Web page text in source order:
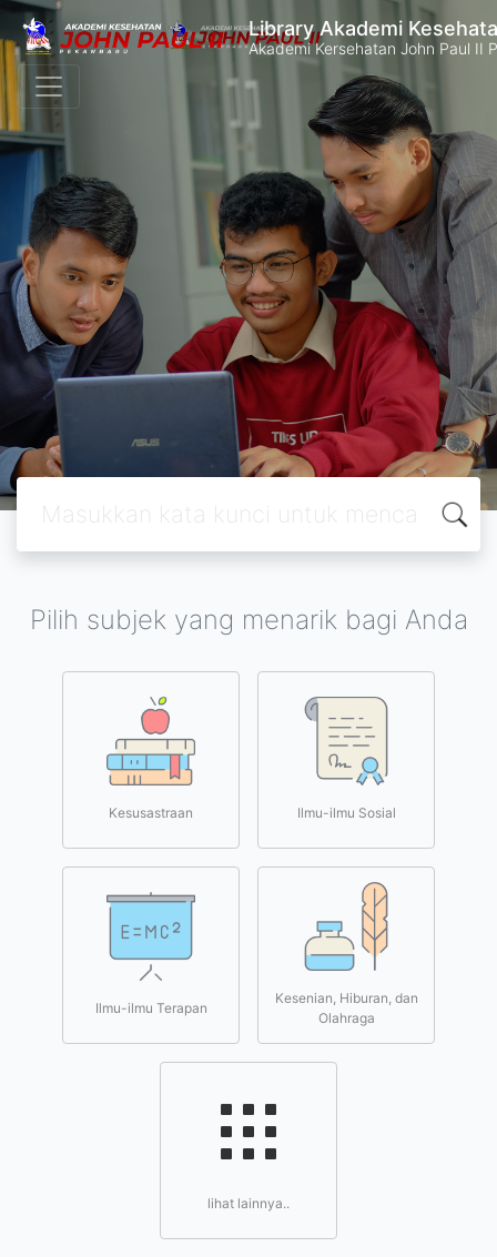
Library Akademi
Akademi Kersehatan John Paul II
Pilih subjek yang menarik bagi Anda
Kesusastraan Ilmu-ilmu Sosial
Ilmu-ilmu Terapan
Kesenian, Hiburan, dan
Olahraga
lihat lainnya..